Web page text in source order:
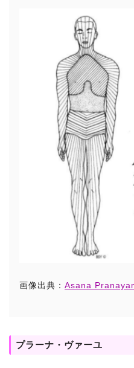
画像出典： Asana
プラーナ・ヴァーユ